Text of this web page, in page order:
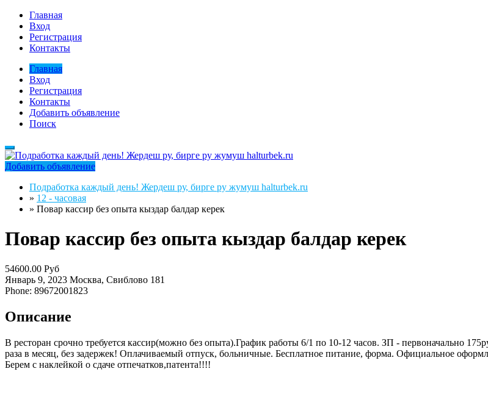
Главная
Вход
Регистрация
Контакты
Главная
Вход
Регистрация
Контакты
Добавить объявление
Поиск
Добавить объявление
Подработка каждый день! Жердеш ру, бирге ру жумуш halturbek.ru
» 12 - часовая
» Повар кассир без опыта кыздар балдар керек
Повар кассир без опыта кыздар балдар керек
54600.00 Руб
Январь 9, 2023 Москва, Свиблово 181
Phone: 89672001823
Описание
В ресторан срочно требуется кассир(можно без опыта).График работы 6/1 по 10-12 часов. ЗП - первоначально
раза в месяц, без задержек! Оплачиваемый отпуск, больничные. Бесплатное питание, форма. Официальное
Берем с наклейкой о сдаче отпечатков,патента!!!!